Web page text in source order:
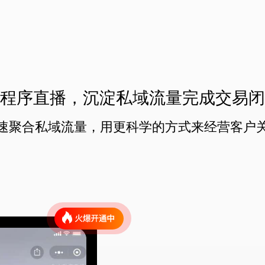
序直播，沉淀私域流量完成交易
聚合私域流量，用更科学的方式来经营客户